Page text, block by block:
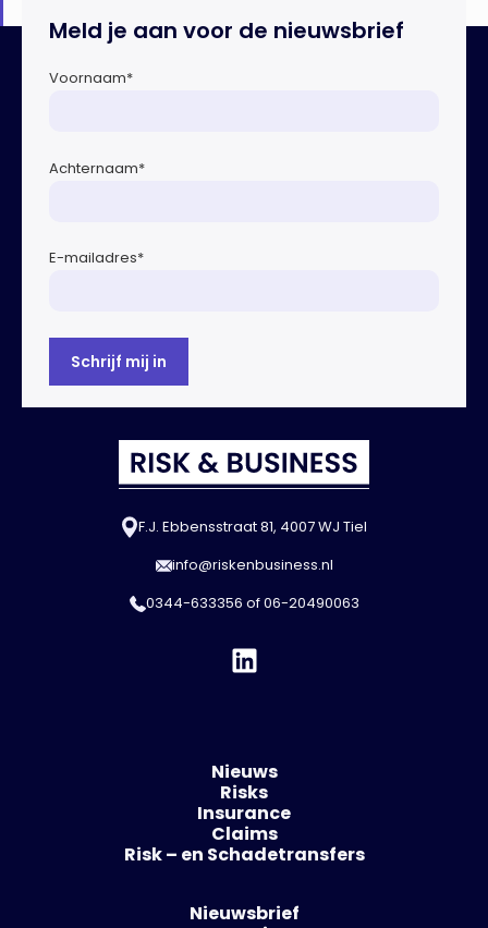
Meld je aan voor de nieuwsbrief
Voornaam*
Achternaam*
E-mailadres*
F.J. Ebbensstraat 81, 4007 WJ Tiel
info@riskenbusiness.nl
0344-633356 of06-20490063
Nieuws
Risks
Insurance
Claims
Risk – en Schadetransfers
Nieuwsbrief